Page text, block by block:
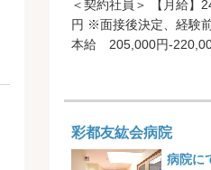
＜契約社員＞ 【月給】
円 ※面接後決定、経験
本給 205,000円-
彩都友紘会病院
病院に